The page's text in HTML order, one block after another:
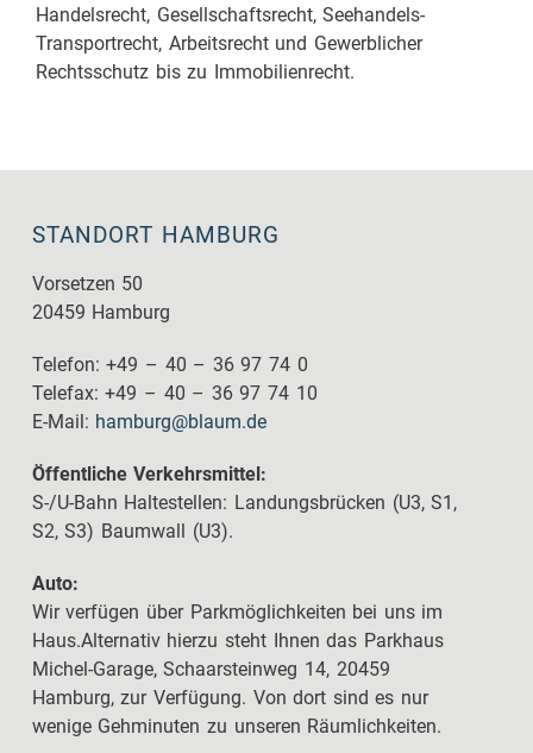
Handelsrecht, Gesellschaftsrecht, Seehandels-
Transportrecht, Arbeitsrecht und Gewerblicher
Rechtsschutz bis zu Immobilienrecht.
STANDORT HAMBURG
Vorsetzen 50
20459 Hamburg
Telefon: +49 – 40 – 36 97 74 0
Telefax: +49 – 40 – 36 97 74 10
E-Mail: hamburg@blaum.de
Öffentliche Verkehrsmittel:
S-/U-Bahn Haltestellen: Landungsbrücken (U3, S1,
S2, S3) Baumwall (U3).
Auto:
Wir verfügen über Parkmöglichkeiten bei uns im
Haus.Alternativ hierzu steht Ihnen das Parkhaus
Michel-Garage, Schaarsteinweg 14, 20459
Hamburg, zur Verfügung. Von dort sind es nur
wenige Gehminuten zu unseren Räumlichkeiten.